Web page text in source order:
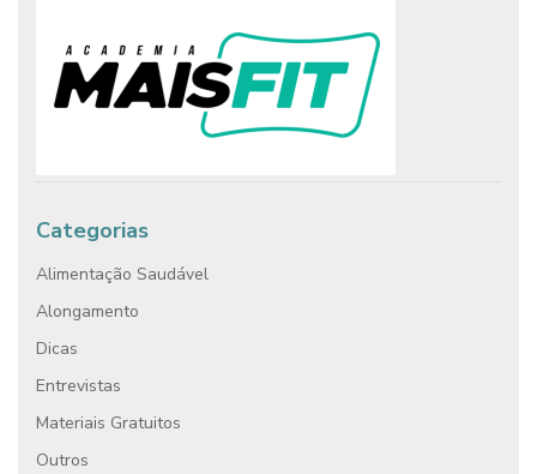
Categorias
Alimentação Saudável
Alongamento
Dicas
Entrevistas
Materiais Gratuitos
Outros